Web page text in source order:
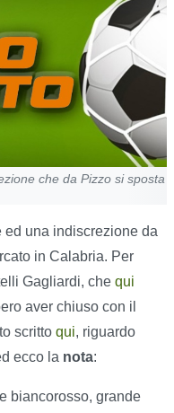
che da Pizzo si sposta
una indiscrezione da
in Calabria. Per
Gagliardi, che qui
aver chiuso con il
scritto qui, riguardo
ecco la nota:
biancorosso, grande